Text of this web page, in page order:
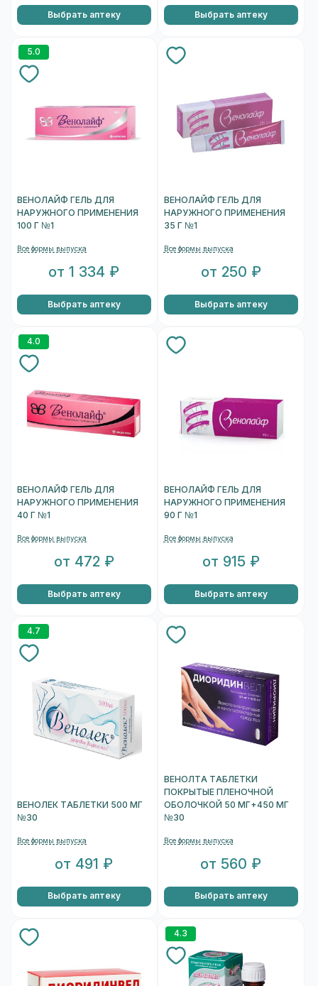
Выбрать аптеку Выбрать аптеку
5.0
ВЕНОЛАЙФ ГЕЛЬ ДЛЯ
НАРУЖНОГО ПРИМЕНЕНИЯ
100 Г №1
Все формы выпуска
от 1 334 ₽
Выбрать аптеку
ВЕНОЛАЙФ ГЕЛЬ ДЛЯ
НАРУЖНОГО ПРИМЕНЕНИЯ
35 Г №1
Все формы выпуска
от 250 ₽
Выбрать аптеку
4.0
ВЕНОЛАЙФ ГЕЛЬ ДЛЯ
НАРУЖНОГО ПРИМЕНЕНИЯ
40 Г №1
Все формы выпуска
от 472 ₽
Выбрать аптеку
ВЕНОЛАЙФ ГЕЛЬ ДЛЯ
НАРУЖНОГО ПРИМЕНЕНИЯ
90 Г №1
Все формы выпуска
от 915 ₽
Выбрать аптеку
4.7
ВЕНОЛЕК ТАБЛЕТКИ 500 МГ
№30
Все формы выпуска
от 491 ₽
Выбрать аптеку
ВЕНОЛТА ТАБЛЕТКИ
ПОКРЫТЫЕ ПЛЕНОЧНОЙ
ОБОЛОЧКОЙ 50 МГ+450 МГ
№30
Все формы выпуска
от 560 ₽
Выбрать аптеку
4.3